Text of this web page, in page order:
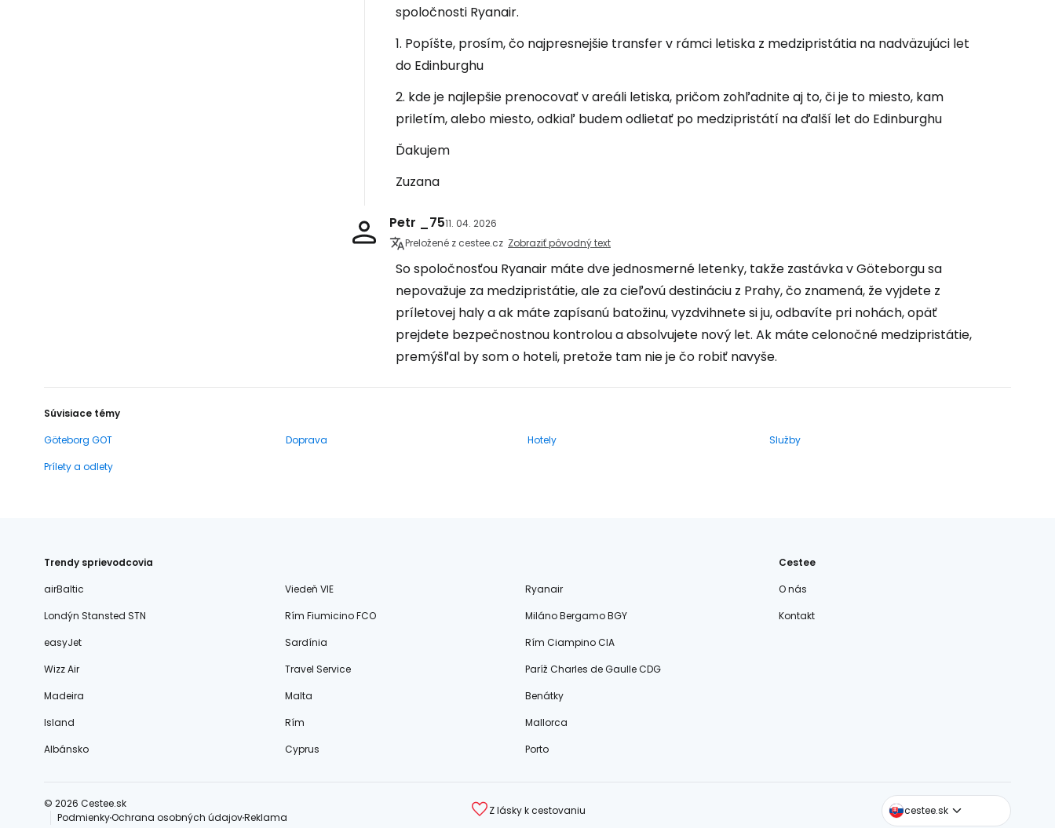
spoločnosti Ryanair.
1. Popíšte, prosím, čo najpresnejšie transfer v rámci letiska z medzipristátia na nadväzujúci let
do Edinburghu
2. kde je najlepšie prenocovať v areáli letiska, pričom zohľadnite aj to, či je to miesto, kam
priletím, alebo miesto, odkiaľ budem odlietať po medzipristátí na ďalší let do Edinburghu
Ďakujem
Zuzana
Petr _7511. 04. 2026
Preložené z cestee.cz Zobraziť pôvodný text
So spoločnosťou Ryanair máte dve jednosmerné letenky, takže zastávka v Göteborgu sa
nepovažuje za medzipristátie, ale za cieľovú destináciu z Prahy, čo znamená, že vyjdete z
príletovej haly a ak máte zapísanú batožinu, vyzdvihnete si ju, odbavíte pri nohách, opäť
prejdete bezpečnostnou kontrolou a absolvujete nový let. Ak máte celonočné medzipristátie,
premýšľal by som o hoteli, pretože tam nie je čo robiť navyše.
Súvisiace témy
Göteborg GOT
Doprava Hotely
Služby
Prílety a odlety
Trendy sprievodcovia
airBaltic
Viedeň VIE
Ryanair
Londýn Stansted STN
Rím Fiumicino FCO
Miláno Bergamo BGY
easyJet
Sardínia
Rím Ciampino CIA
Wizz Air
Travel Service
Paríž Charles de Gaulle CDG
Madeira
Malta
Benátky
Island
Rím
Mallorca
Albánsko
Cyprus Porto
Cestee
O nás
Kontakt
© 2026 Cestee.sk
PodmienkyOchrana osobných údajovReklama
Z lásky k cestovaniu cestee.sk
cestee.com
cestee.pl